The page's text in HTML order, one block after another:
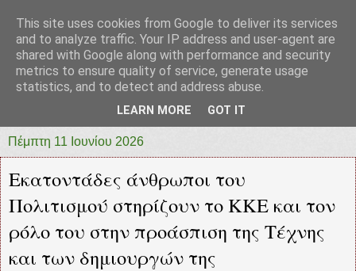
prototypia
"ΠΡΩΤΟΤΥΠΙΑ" * ΑΝΕΞΑΡΤΗΤΗ-ΗΛΕΚΤΡΟΝΙΚΗ-
Πέμπτη 11 Ιουνίου 2026
Εκατοντάδες άνθρωποι του
Πολιτισμού στηρίζουν το ΚΚΕ και τον
ρόλο του στην προάσπιση της Τέχνης
και των δημιουργών της
This site uses cookies from Google to deliver its services
and to analyze traffic. Your IP address and user-agent are
shared with Google along with performance and security
metrics to ensure quality of service, generate usage
statistics, and to detect and address abuse.
LEARN MORE GOT IT